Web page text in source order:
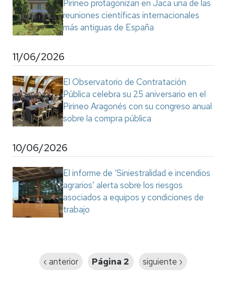
Pirineo protagonizan en Jaca una de las
reuniones científicas internacionales
más antiguas de España
11/06/2026
El Observatorio de Contratación
Pública celebra su 25 aniversario en el
Pirineo Aragonés con su congreso anual
sobre la compra pública
10/06/2026
El informe de ‘Siniestralidad e incendios
agrarios’ alerta sobre los riesgos
asociados a equipos y condiciones de
trabajo
Página
‹ anterior Página 2
Siguiente
siguiente ›